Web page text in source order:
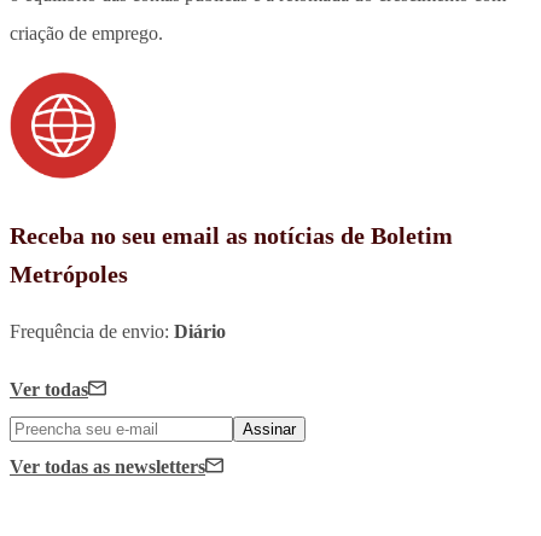
criação de emprego.
Receba no seu email as notícias de Boletim
Metrópoles
Frequência de envio: Diário
Ver todas
Assinar
Ver todas as newsletters